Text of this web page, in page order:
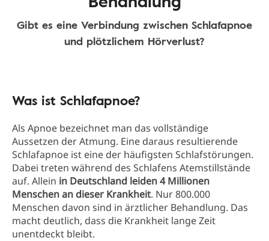
Gibt es eine Verbindung zwischen Schlafapnoe
und plötzlichem Hörverlust?
Was ist Schlafapnoe?
Als Apnoe bezeichnet man das vollständige
Aussetzen der Atmung. Eine daraus resultierende
Schlafapnoe ist eine der häufigsten Schlafstörungen.
Dabei treten während des Schlafens Atemstillstände
auf. Allein in Deutschland leiden 4 Millionen
Menschen an dieser Krankheit. Nur 800.000
Menschen davon sind in ärztlicher Behandlung. Das
macht deutlich, dass die Krankheit lange Zeit
unentdeckt bleibt.